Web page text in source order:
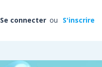
Se connecter ou S'inscrire